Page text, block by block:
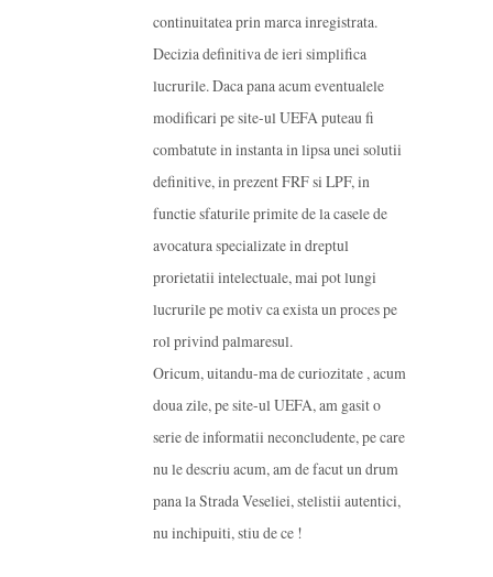
continuitatea prin marca inregistrata.
Decizia definitiva de ieri simplifica
lucrurile. Daca pana acum eventualele
modificari pe site-ul UEFA puteau fi
combatute in instanta in lipsa unei solutii
definitive, in prezent FRF si LPF, in
functie sfaturile primite de la casele de
avocatura specializate in dreptul
prorietatii intelectuale, mai pot lungi
lucrurile pe motiv ca exista un proces pe
rol privind palmaresul.
Oricum, uitandu-ma de curiozitate , acum
doua zile, pe site-ul UEFA, am gasit o
serie de informatii neconcludente, pe care
nu le descriu acum, am de facut un drum
pana la Strada Veseliei, stelistii autentici,
nu inchipuiti, stiu de ce !